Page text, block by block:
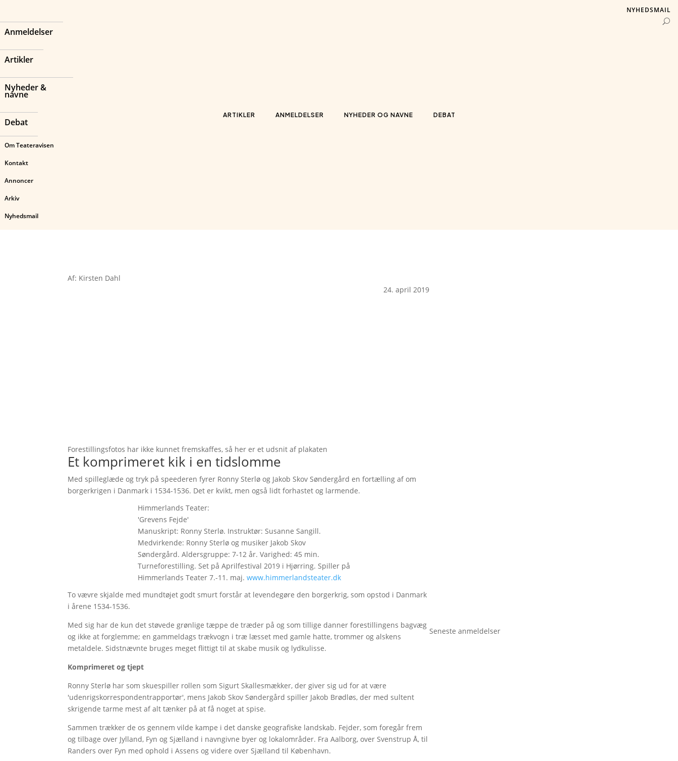
Anmeldelser
Artikler
Nyheder &
navne
Debat
Om Teateravisen
Kontakt
Annoncer
Arkiv
Nyhedsmail
ARTIKLER ANMELDELSER NYHEDER OG NAVNE DEBAT
NYHEDSMAIL
Af: Kirsten Dahl
24. april 2019
Forestillingsfotos har ikke kunnet fremskaffes, så her er et udsnit af plakaten
Et komprimeret kik i en tidslomme
Med spilleglæde og tryk på speederen fyrer Ronny Sterlø og Jakob Skov Søndergård en fortælling af om
borgerkrigen i Danmark i 1534-1536. Det er kvikt, men også lidt forhastet og larmende.
Himmerlands Teater:
'Grevens Fejde'
Manuskript: Ronny Sterlø. Instruktør: Susanne Sangill.
Medvirkende: Ronny Sterlø og musiker Jakob Skov
Søndergård. Aldersgruppe: 7-12 år. Varighed: 45 min.
Turneforestilling. Set på Aprilfestival 2019 i Hjørring. Spiller på
Himmerlands Teater 7.-11. maj. www.himmerlandsteater.dk
To vævre skjalde med mundtøjet godt smurt forstår at levendegøre den borgerkrig, som opstod i Danmark
i årene 1534-1536.
Med sig har de kun det støvede grønlige tæppe de træder på og som tillige danner forestillingens bagvæg
og ikke at forglemme; en gammeldags trækvogn i træ læsset med gamle hatte, trommer og alskens
metaldele. Sidstnævnte bruges meget flittigt til at skabe musik og lydkulisse.
Komprimeret og tjept
Ronny Sterlø har som skuespiller rollen som Sigurt Skallesmækker, der giver sig ud for at være
'udenrigskorrespondentrapportør', mens Jakob Skov Søndergård spiller Jakob Brødløs, der med sultent
skrigende tarme mest af alt tænker på at få noget at spise.
Sammen trækker de os gennem vilde kampe i det danske geografiske landskab. Fejder, som foregår frem
og tilbage over Jylland, Fyn og Sjælland i navngivne byer og lokalområder. Fra Aalborg, over Svenstrup Å, til
Randers over Fyn med ophold i Assens og videre over Sjælland til København.
Seneste anmeldelser